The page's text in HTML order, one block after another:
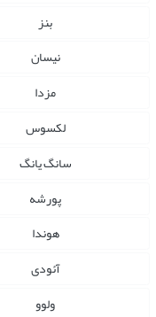
بنز
نیسان
مزدا
لکسوس
سانگ یانگ
پورشه
هوندا
آئودی
ولوو